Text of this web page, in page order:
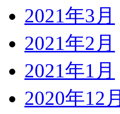
2021年3月
2021年2月
2021年1月
2020年12月